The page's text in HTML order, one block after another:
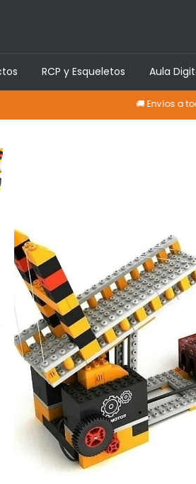
RCP y Esqueletos Aula
🚚 Envíos a todo el país